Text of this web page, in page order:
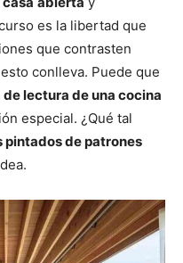
es la libertad que
que contrasten
conlleva. Puede que
lectura de una cocina
especial. ¿Qué tal
pintados de patrones